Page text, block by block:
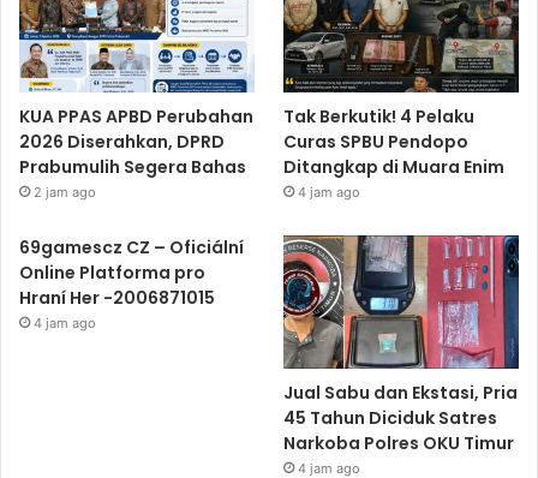
KUA PPAS APBD Perubahan
2026 Diserahkan, DPRD
Prabumulih Segera Bahas
2 jam ago
Tak Berkutik! 4 Pelaku
Curas SPBU Pendopo
Ditangkap di Muara Enim
4 jam ago
69gamescz CZ – Oficiální
Online Platforma pro
Hraní Her -2006871015
4 jam ago
Jual Sabu dan Ekstasi, Pria
45 Tahun Diciduk Satres
Narkoba Polres OKU Timur
4 jam ago